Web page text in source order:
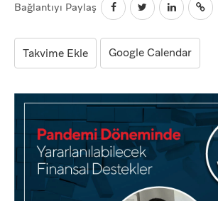
Bağlantıyı Paylaş
Google Calendar